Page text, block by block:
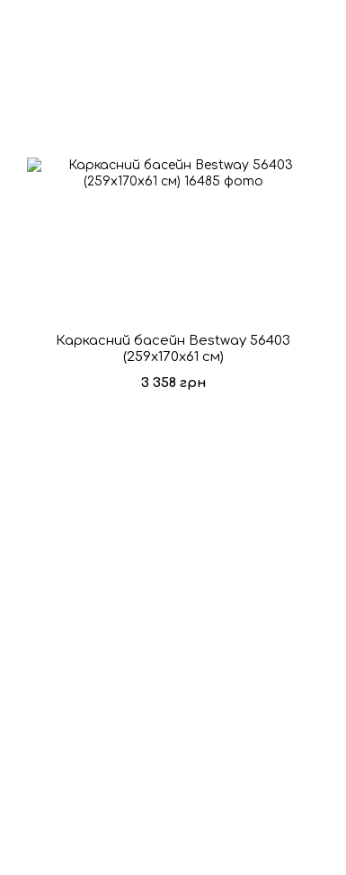
Каркасний басейн Bestway 56403
(259х170х61 см)
3 358 грн